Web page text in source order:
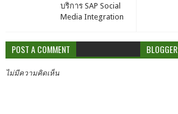
บริการ SAP Social
Media Integration
POST A COMMENT BLOGGER
ไม่มีความคิดเห็น